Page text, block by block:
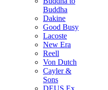
Buddha
Dakine
Good Busy
Lacoste
New Era
Reell
Von Dutch
Cayler &
Sons
DEUS Ex